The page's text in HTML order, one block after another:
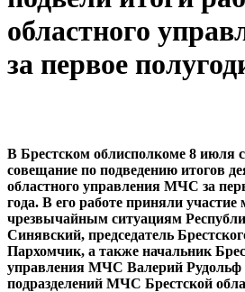
областного
за первое
В Брестском облисполкоме 8 июля
совещание по подведению итогов
областного управления МЧС за
года. В его работе приняли участие
чрезвычайным ситуациям
Синявский, председатель
Пархомчик, а также начальник
управления МЧС Валерий Рудольф
подразделений МЧС Брестской